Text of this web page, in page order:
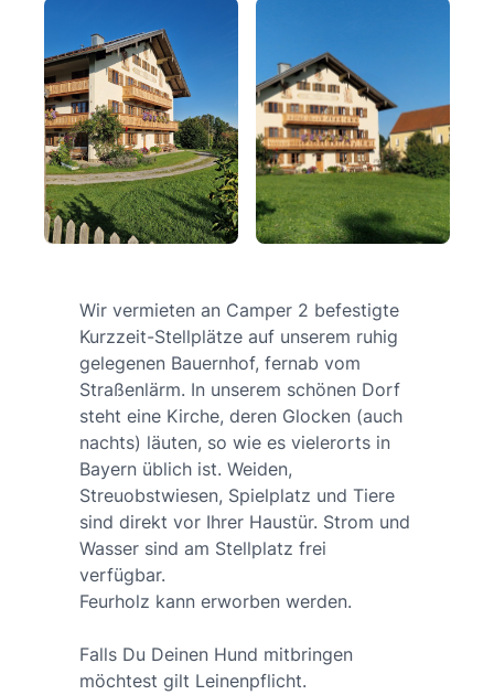
Wir vermieten an Camper 2 befestigte
Kurzzeit-Stellplätze auf unserem ruhig
gelegenen Bauernhof, fernab vom
Straßenlärm. In unserem schönen Dorf
steht eine Kirche, deren Glocken (auch
nachts) läuten, so wie es vielerorts in
Bayern üblich ist. Weiden,
Streuobstwiesen, Spielplatz und Tiere
sind direkt vor Ihrer Haustür. Strom und
Wasser sind am Stellplatz frei
verfügbar.
Feurholz kann erworben werden.
Falls Du Deinen Hund mitbringen
möchtest gilt Leinenpflicht.